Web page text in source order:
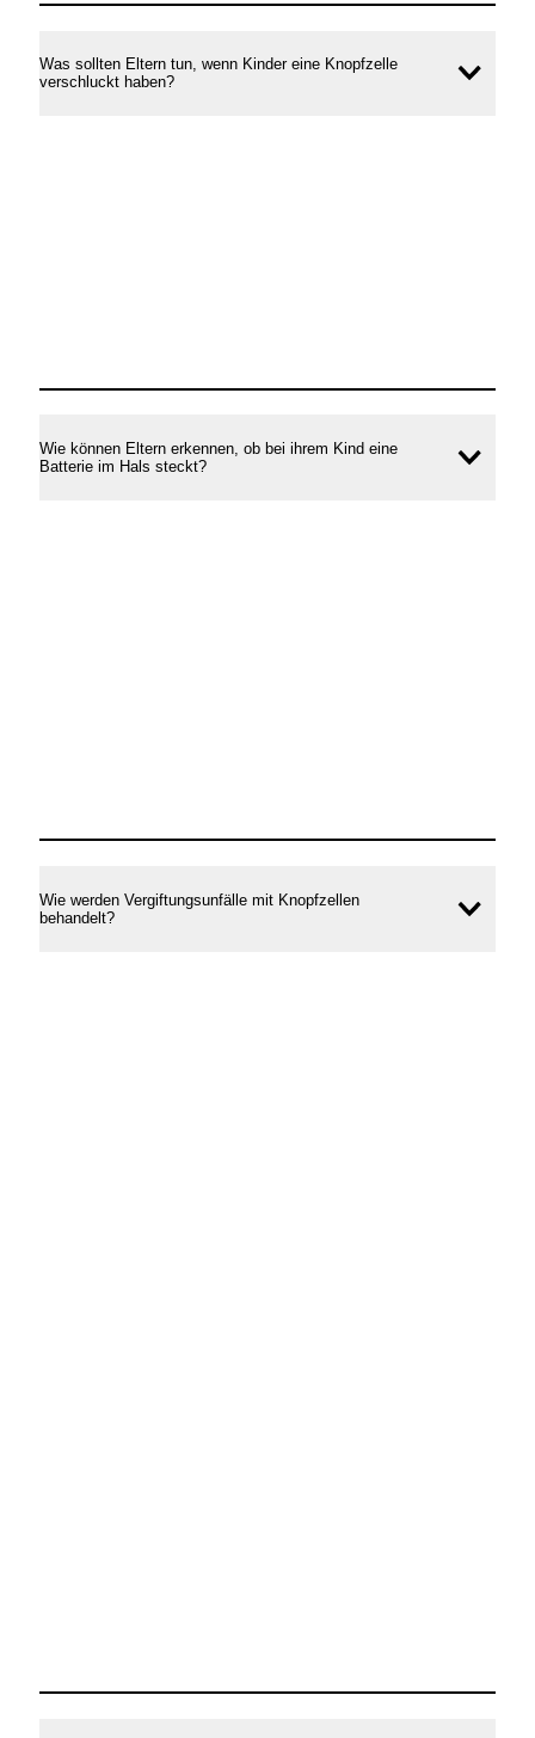
Was sollten Eltern tun, wenn Kinder eine Knopfzelle
verschluckt haben?
Wie können Eltern erkennen, ob bei ihrem Kind eine
Batterie im Hals steckt?
Wie werden Vergiftungsunfälle mit Knopfzellen
behandelt?